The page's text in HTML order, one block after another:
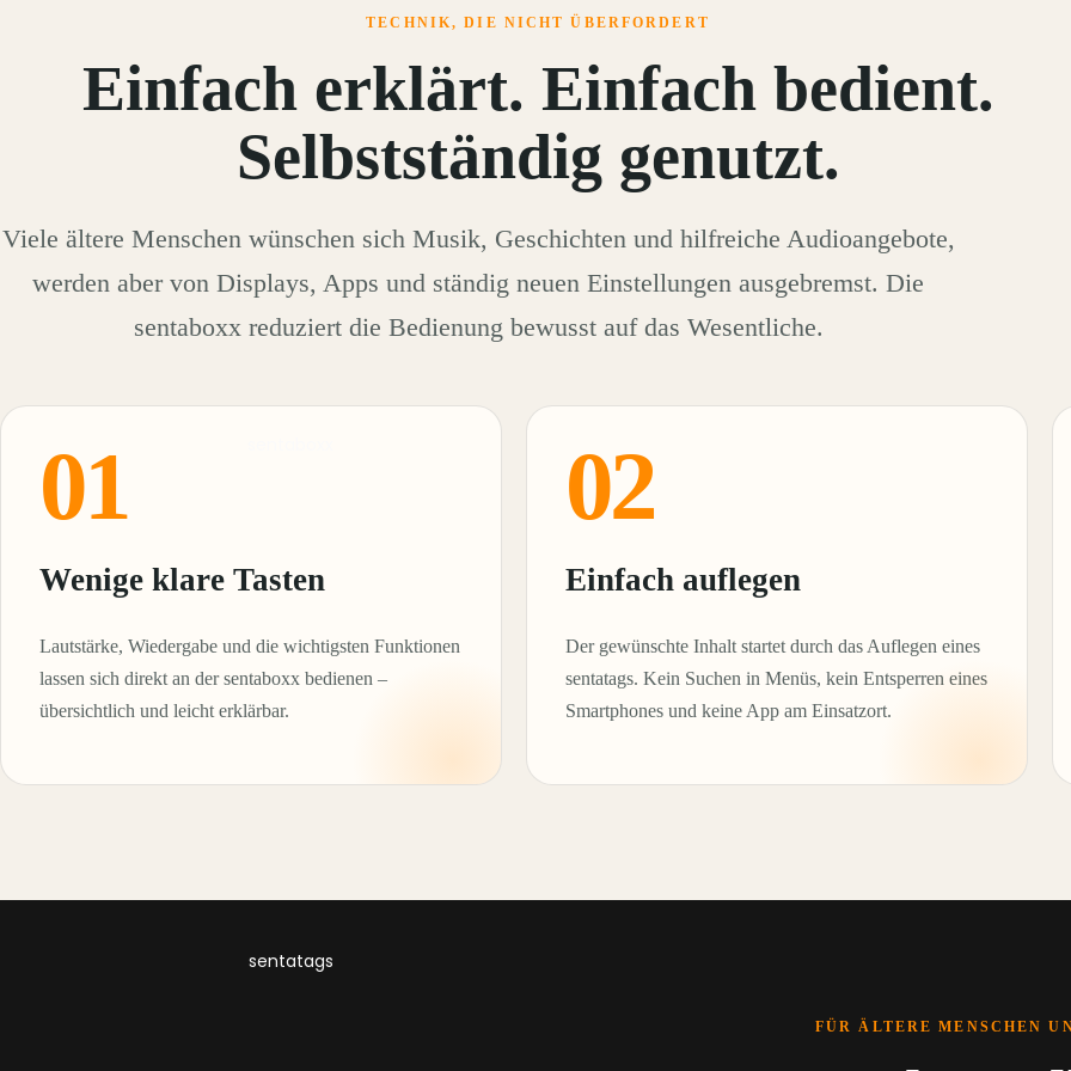
sentatags
TECHNIK, DIE NICHT ÜBERFORDERT
Einfach erklärt. Einfach bedient.
Selbstständig genutzt.
Viele ältere Menschen wünschen sich Musik, Geschichten und hilfreiche Audioangebote,
werden aber von Displays, Apps und ständig neuen Einstellungen ausgebremst. Die
sentaboxx reduziert die Bedienung bewusst auf das Wesentliche.
01
Wenige klare Tasten
Lautstärke, Wiedergabe und die wichtigsten Funktionen
lassen sich direkt an der sentaboxx bedienen –
übersichtlich und leicht erklärbar.
02
Einfach auflegen
Der gewünschte Inhalt startet durch das Auflegen eines
sentatags. Kein Suchen in Menüs, kein Entsperren eines
Smartphones und keine App am Einsatzort.
FÜR ÄLTERE MENSCHEN